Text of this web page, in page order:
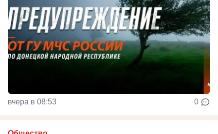
вчера в 08:53 0